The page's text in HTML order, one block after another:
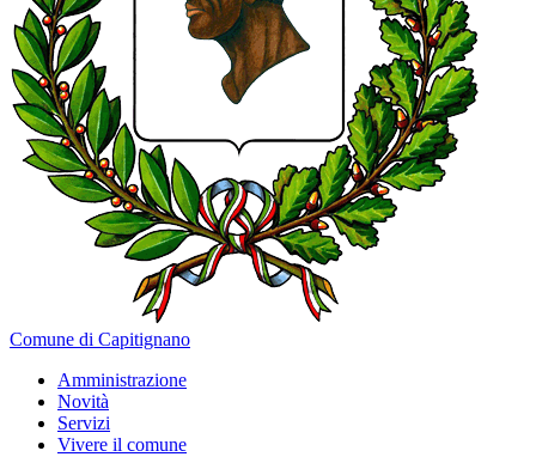
Comune di Capitignano
Amministrazione
Novità
Servizi
Vivere il comune